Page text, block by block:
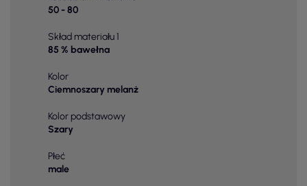
50 - 80
Skład materiału 1
85 % bawełna
Kolor
Ciemnoszary melanż
Kolor podstawowy
Szary
Płeć
male